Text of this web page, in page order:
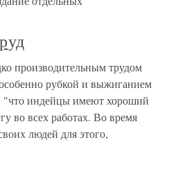
производительным трудом
рубкой и выжиганием
"что индейцы имеют хороший
во всех работах. Во время
людей для этого,